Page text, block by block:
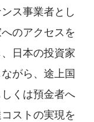
ス事業者とし
のアクセスを
日本の投資家
がら、途上国
くは預金者へ
ストの実現を